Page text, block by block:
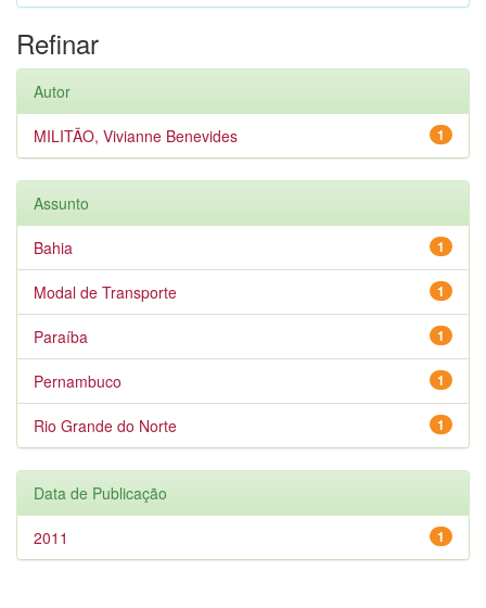
Refinar
Autor
1
MILITÃO, Vivianne Benevides
Assunto
1
Bahia
1
Modal de Transporte
1
Paraíba
1
Pernambuco
1
Rio Grande do Norte
Data de Publicação
1
2011